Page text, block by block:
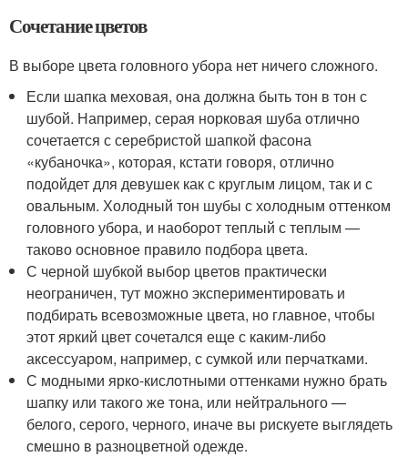
Сочетание цветов
В выборе цвета головного убора нет ничего сложного.
Если шапка меховая, она должна быть тон в тон с
шубой. Например, серая норковая шуба отлично
сочетается с серебристой шапкой фасона
«кубаночка», которая, кстати говоря, отлично
подойдет для девушек как с круглым лицом, так и с
овальным. Холодный тон шубы с холодным оттенком
головного убора, и наоборот теплый с теплым —
таково основное правило подбора цвета.
С черной шубкой выбор цветов практически
неограничен, тут можно экспериментировать и
подбирать всевозможные цвета, но главное, чтобы
этот яркий цвет сочетался еще с каким-либо
аксессуаром, например, с сумкой или перчатками.
С модными ярко-кислотными оттенками нужно брать
шапку или такого же тона, или нейтрального —
белого, серого, черного, иначе вы рискуете выглядеть
смешно в разноцветной одежде.